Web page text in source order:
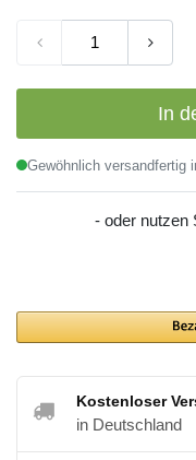
In
Gewöhnlich versandfertig
- oder nutzen
Kostenloser
in Deutschland